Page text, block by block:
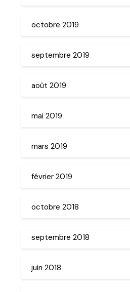
octobre 2019
septembre 2019
août 2019
mai 2019
mars 2019
février 2019
octobre 2018
septembre 2018
juin 2018